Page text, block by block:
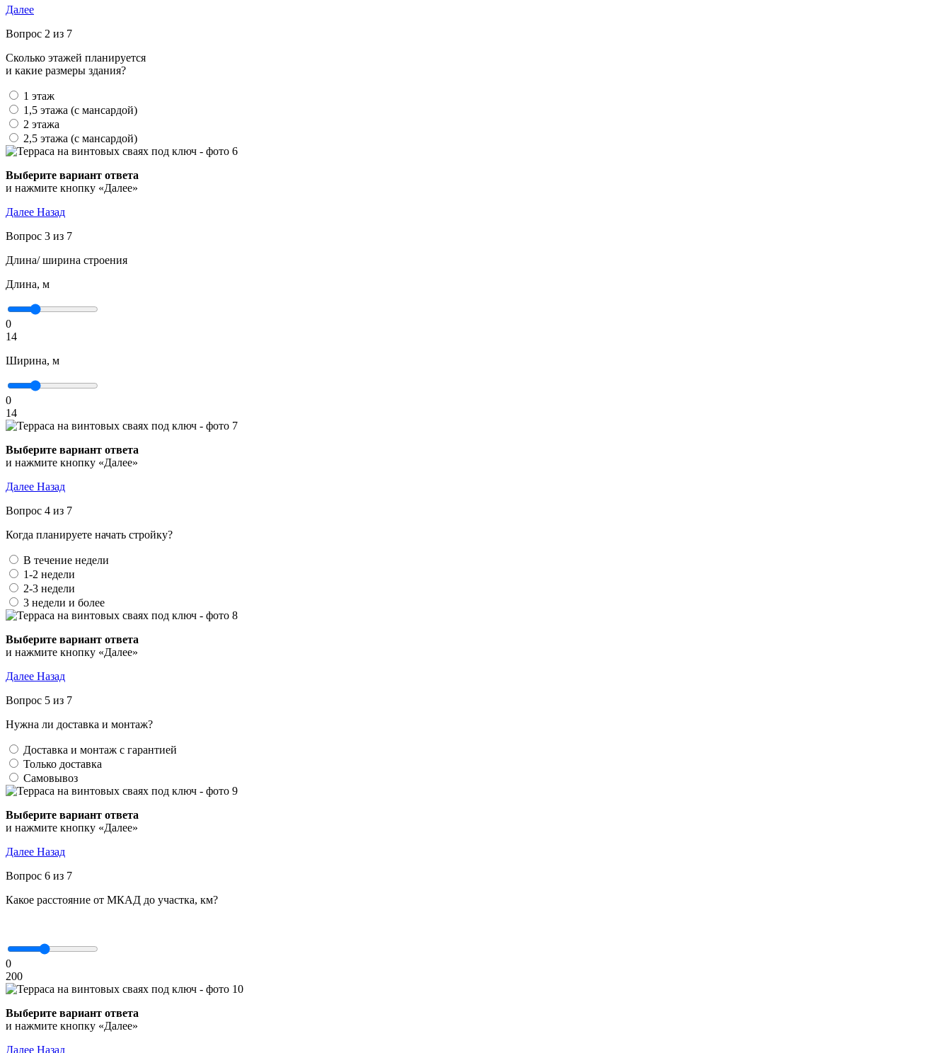
Далее
Вопрос 2 из 7
Сколько этажей планируется
и какие размеры здания?
1 этаж
1,5 этажа (с мансардой)
2 этажа
2,5 этажа (с мансардой)
Выберите вариант ответа
и нажмите кнопку «Далее»
Далее Назад
Вопрос 3 из 7
Длина/ ширина строения
Длина, м
0
14
Ширина, м
0
14
Выберите вариант ответа
и нажмите кнопку «Далее»
Далее Назад
Вопрос 4 из 7
Когда планируете начать стройку?
В течение недели
1-2 недели
2-3 недели
3 недели и более
Выберите вариант ответа
и нажмите кнопку «Далее»
Далее Назад
Вопрос 5 из 7
Нужна ли доставка и монтаж?
Доставка и монтаж с гарантией
Только доставка
Самовывоз
Выберите вариант ответа
и нажмите кнопку «Далее»
Далее Назад
Вопрос 6 из 7
Какое расстояние от МКАД до участка, км?
0
200
Выберите вариант ответа
и нажмите кнопку «Далее»
Далее Назад